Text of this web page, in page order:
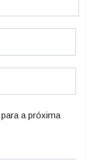
a próxima